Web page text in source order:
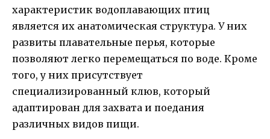
характеристик водоплавающих птиц
является их анатомическая структура. У них
развиты плавательные перья, которые
позволяют легко перемещаться по воде. Кроме
того, у них присутствует
специализированный клюв, который
адаптирован для захвата и поедания
различных видов пищи.